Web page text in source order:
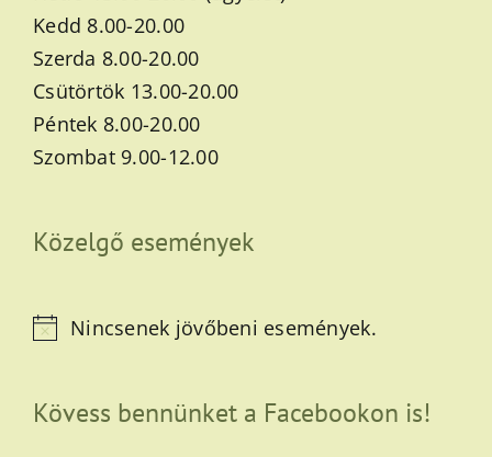
Kedd 8.00-20.00
Szerda 8.00-20.00
Csütörtök 13.00-20.00
Péntek 8.00-20.00
Szombat 9.00-12.00
Közelgő események
Notice
Nincsenek jövőbeni események.
Kövess bennünket a Facebookon is!